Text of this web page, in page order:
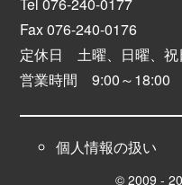
Fax 076-240-0176
定休日 土曜、日曜、祝
営業時間 9:00～18:00
個人情報の扱い
© 2009 -